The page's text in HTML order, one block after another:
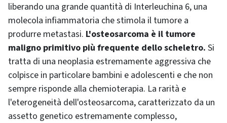
liberando una grande quantità di Interleuchina 6, una
molecola infiammatoria che stimola il tumore a
produrre metastasi. L'osteosarcoma è il tumore
maligno primitivo più frequente dello scheletro. Si
tratta di una neoplasia estremamente aggressiva che
colpisce in particolare bambini e adolescenti e che non
sempre risponde alla chemioterapia. La rarità e
l'eterogeneità dell'osteosarcoma, caratterizzato da un
assetto genetico estremamente complesso,